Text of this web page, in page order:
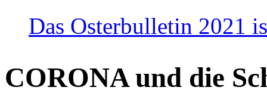
Das Osterbulletin 2021
CORONA und die